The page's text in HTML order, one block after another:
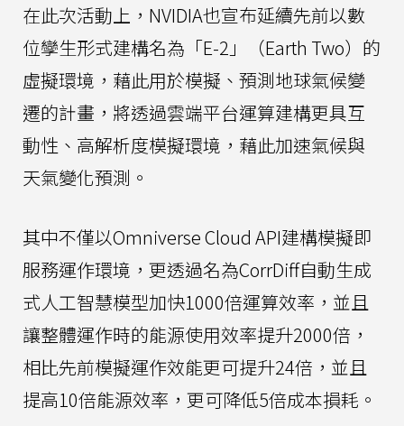
在此次活動上，NVIDIA也宣布延續先前以數
位孿生形式建構名為「E-2」（Earth Two）的
虛擬環境，藉此用於模擬、預測地球氣候變
遷的計畫，將透過雲端平台運算建構更具互
動性、高解析度模擬環境，藉此加速氣候與
天氣變化預測。
其中不僅以Omniverse Cloud API建構模擬即
服務運作環境，更透過名為CorrDiff自動生成
式人工智慧模型加快1000倍運算效率，並且
讓整體運作時的能源使用效率提升2000倍，
相比先前模擬運作效能更可提升24倍，並且
提高10倍能源效率，更可降低5倍成本損耗。